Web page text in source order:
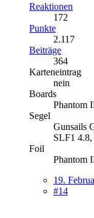
Reaktionen
172
Punkte
2.117
Beiträge
364
Karteneintrag
nein
Boards
Phantom
Segel
Gunsails
SLF1
Foil
Phantom
19.
#14